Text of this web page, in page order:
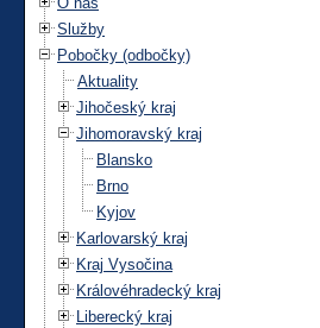
Služby
Pobočky (odbočky)
Aktuality
Jihočeský kraj
Jihomoravský kraj
Blansko
Brno
Kyjov
Karlovarský kraj
Kraj Vysočina
Královéhradecký kraj
Liberecký kraj